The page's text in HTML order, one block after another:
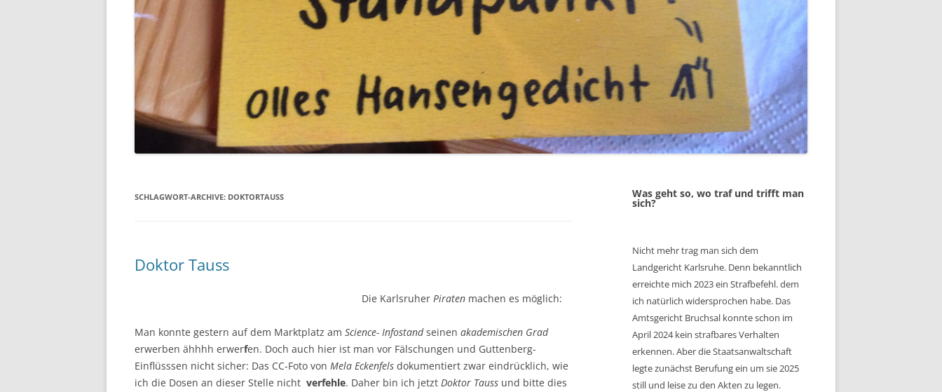
SCHLAGWORT-ARCHIVE: DOKTORTAUSS
Doktor Tauss
Die Karlsruher Piraten machen es möglich:
Man konnte gestern auf dem Marktplatz am Science- Infostandseinen akademischen Grad
erwerben ähhhh erwerfen. Doch auch hier ist man vor Fälschungen und Guttenberg-
Einflüsssen nicht sicher: Das CC-Foto von Mela Eckenfels dokumentiert zwar eindrücklich, wie
ich die Dosen an dieser Stelle nicht verfehle. Daher bin ich jetzt Doktor Tauss und bitte dies
Was geht so, wo traf und trifft man
sich?
Nicht mehr trag man sich dem
Landgericht Karlsruhe. Denn bekanntlich
erreichte mich 2023 ein Strafbefehl. dem
ich natürlich widersprochen habe. Das
Amtsgericht Bruchsal konnte schon im
April 2024 kein strafbares Verhalten
erkennen. Aber die Staatsanwaltschaft
legte zunächst Berufung ein um sie 2025
still und leise zu den Akten zu legen.